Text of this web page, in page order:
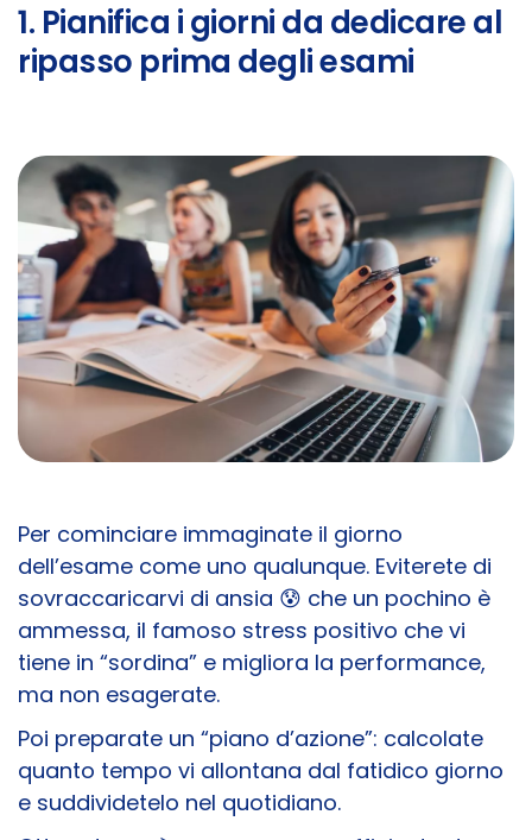
1. Pianifica i giorni da dedicare al
ripasso prima degli esami
Per cominciare immaginate il giorno
dell’esame come uno qualunque. Eviterete di
sovraccaricarvi di ansia 😰 che un pochino è
ammessa, il famoso stress positivo che vi
tiene in “sordina” e migliora la performance,
ma non esagerate.
Poi preparate un “piano d’azione”: calcolate
quanto tempo vi allontana dal fatidico giorno
e suddividetelo nel quotidiano.